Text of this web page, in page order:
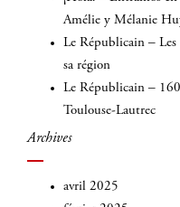
Amélie y Mélanie
Le Républicain –
sa région
Le Républicain –
Toulouse-Lautrec
Archives
avril 2025